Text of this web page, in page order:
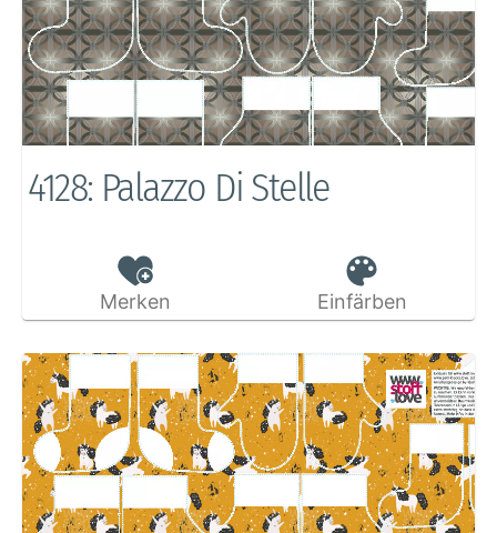
4128: Palazzo Di Stelle
Merken Einfärben